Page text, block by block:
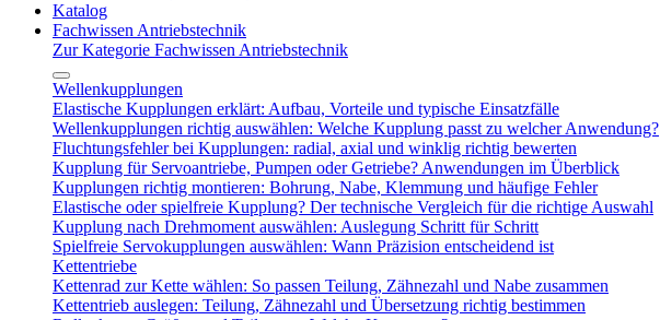
Katalog
Fachwissen Antriebstechnik
Zur Kategorie Fachwissen Antriebstechnik
Wellenkupplungen
Elastische Kupplungen erklärt: Aufbau, Vorteile und typische Einsatzfälle
Wellenkupplungen richtig auswählen: Welche Kupplung passt zu welcher Anwendung?
Fluchtungsfehler bei Kupplungen: radial, axial und winklig richtig bewerten
Kupplung für Servoantriebe, Pumpen oder Getriebe? Anwendungen im Überblick
Kupplungen richtig montieren: Bohrung, Nabe, Klemmung und häufige Fehler
Elastische oder spielfreie Kupplung? Der technische Vergleich für die richtige Auswahl
Kupplung nach Drehmoment auswählen: Auslegung Schritt für Schritt
Spielfreie Servokupplungen auswählen: Wann Präzision entscheidend ist
Kettentriebe
Kettenrad zur Kette wählen: So passen Teilung, Zähnezahl und Nabe zusammen
Kettentrieb auslegen: Teilung, Zähnezahl und Übersetzung richtig bestimmen